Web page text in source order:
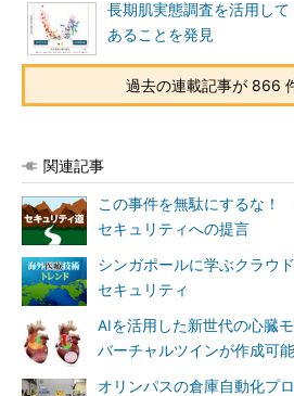
長期肌実態調査を活用し
あることを発見
過去の連載記事が 866
関連記事
この事件を無駄にするな！
セキュリティへの提言
シンガポールに学ぶクラウ
セキュリティ
AIを活用した新世代の心臓
バーチャルツインが作成可
オリンパスの倉庫自動化プ